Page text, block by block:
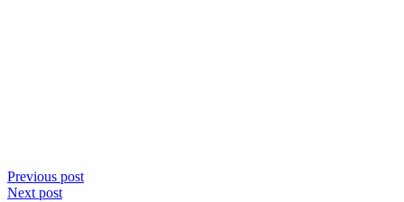
Previous post
Next post